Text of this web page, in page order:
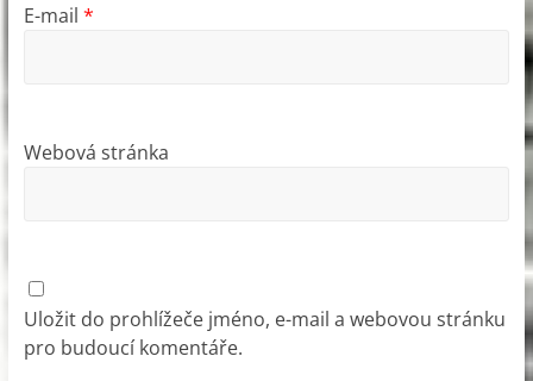
E-mail *
Webová stránka
Uložit do prohlížeče jméno, e-mail a webovou stránku
pro budoucí komentáře.